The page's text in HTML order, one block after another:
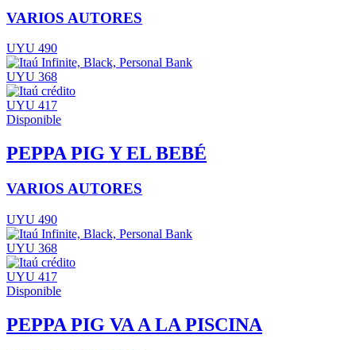
VARIOS AUTORES
UYU 490
UYU 368
UYU 417
Disponible
PEPPA PIG Y EL BEBÉ
VARIOS AUTORES
UYU 490
UYU 368
UYU 417
Disponible
PEPPA PIG VA A LA PISCINA